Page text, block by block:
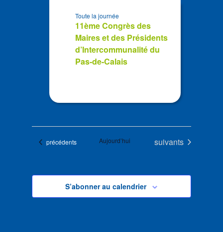
11ème Congrès des
Maires et des Présidents
d’Intercommunalité du
Pas-de-Calais
Toute la journée
Évènements
précédents Aujourd’hui Évènements
suivants
S’abonner au calendrier